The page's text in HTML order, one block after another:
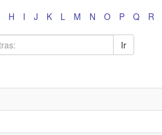
H I J K L M N O P Q R
Ir